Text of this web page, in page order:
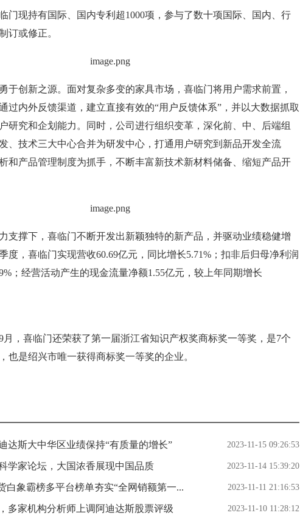
门现持有国际、国内专利超1000项，参与了数十项国际、国内、行
订或修正。
于创新之源。面对复杂多变的家具市场，喜临门将用户需求前置，
过内外反馈渠道，建立直接有效的“用户反馈体系”，并以大数据抓取
研究和企划能力。同时，公司进行组织变革，深化前、中、后端组
、技术三大中心合并为研发中心，打通用户研究到新品开发全流
和产品管理制度为抓手，不断丰富新技术新材料储备、缩短产品开
支撑下，喜临门不断开发出新颖独特的新产品，并驱动业绩稳健增
度，喜临门实现营收60.69亿元，同比增长5.71%；扣非后归母净利润
；经营活动产生的现金流量净额1.55亿元，较上年同期增长
月，喜临门还荣获了第一届浙江省知识产权奖商标奖一等奖，是7个
也是绍兴市唯一获得商标奖一等奖的企业。
达斯大中华区业绩保持“有质量的增长” 2023-11-15 09:26:53
学家论坛，大国浓香展现中国品质 2023-11-14 15:39:20
白象霸榜多平台榜单夯实“全网销额第一... 2023-11-11 21:16:53
多家机构分析师上调阿迪达斯股票评级 2023-11-10 11:28:12